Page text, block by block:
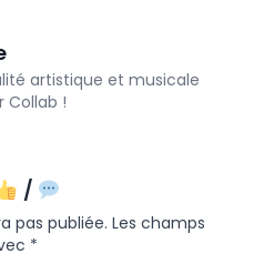
artistique et musicale
Collab !
/
pas publiée. Les champs
*